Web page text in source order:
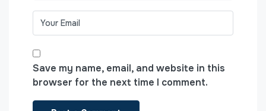
Save my name, email, and website in this
browser for the next time I comment.